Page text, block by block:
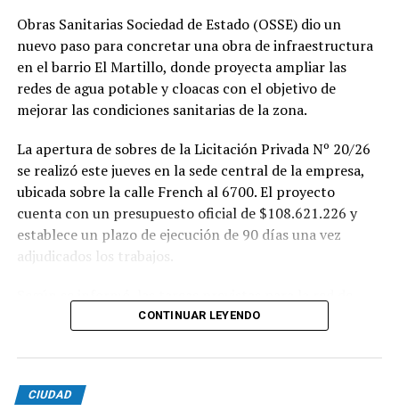
Obras Sanitarias Sociedad de Estado (OSSE) dio un
nuevo paso para concretar una obra de infraestructura
en el barrio El Martillo, donde proyecta ampliar las
redes de agua potable y cloacas con el objetivo de
mejorar las condiciones sanitarias de la zona.
La apertura de sobres de la Licitación Privada Nº 20/26
se realizó este jueves en la sede central de la empresa,
ubicada sobre la calle French al 6700. El proyecto
cuenta con un presupuesto oficial de $108.621.226 y
establece un plazo de ejecución de 90 días una vez
adjudicados los trabajos.
agua potable incluyen la colocación de unos 355 metros
ejecución de 29 conexiones domiciliarias. Los trabajos se
desarrollarán en distintos sectores comprendidos por
las calles Pehuajó, Sicilia, Génova y Génova Bis.
CONTINUAR LEYENDO
CIUDAD